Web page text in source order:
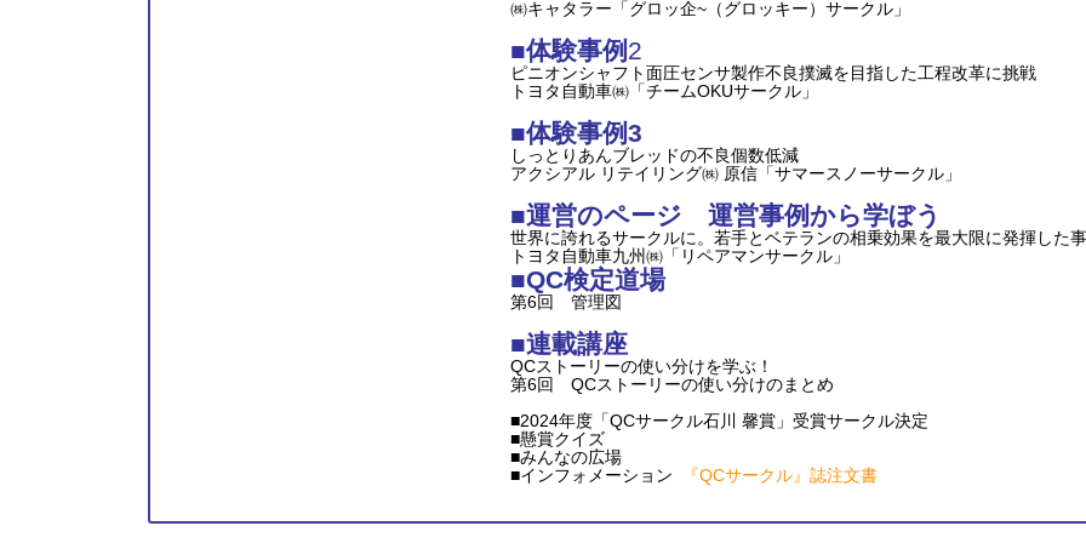
㈱キャタラー「グロッ企~（グロッキー）サークル」
■体験事例 2
ピニオンシャフト面圧センサ製作不良撲滅を目指した工程改革に挑戦
トヨタ自動車㈱「チームOKUサークル」
■体験事例3
しっとりあんブレッドの不良個数低減
アクシアル リテイリング㈱ 原信「サマースノーサークル」
■運営のページ 運営事例から学ぼう
世界に誇れるサークルに。若手とベテランの相乗効果を最大限に発揮した
トヨタ自動車九州㈱「リペアマンサークル」
■QC検定道場
第6回 管理図
■連載講座
QCストーリーの使い分けを学ぶ！
第6回 QCストーリーの使い分けのまとめ
■2024年度「QCサークル石川 馨賞」受賞サークル決定
■懸賞クイズ
■みんなの広場
■インフォメーション
『QCサークル』誌注文書